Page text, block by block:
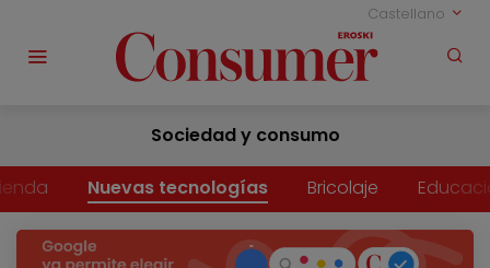
Castellano
Sociedad y consumo
Nuevas tecnologías Bricolaje